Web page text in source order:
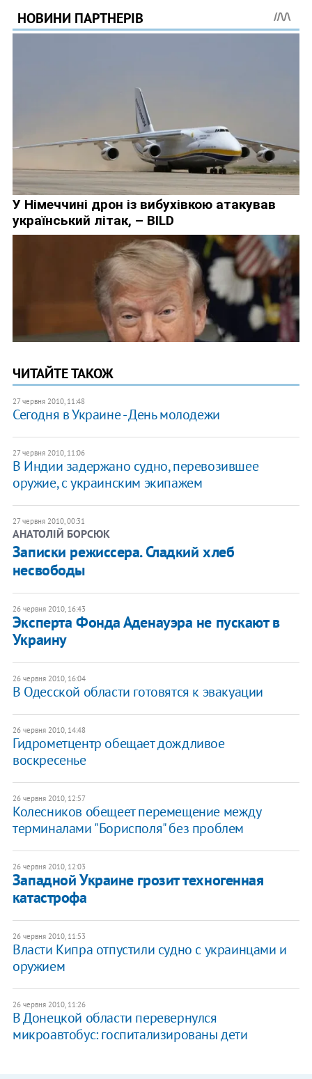
ЧИТАЙТЕ ТАКОЖ
27 червня 2010, 11:48
Сегодня в Украине - День молодежи
27 червня 2010, 11:06
В Индии задержано судно, перевозившее
оружие, с украинским экипажем
27 червня 2010, 00:31
АНАТОЛІЙ БОРСЮК
Записки режиссера. Сладкий хлеб
несвободы
26 червня 2010, 16:43
Эксперта Фонда Аденауэра не пускают в
Украину
26 червня 2010, 16:04
В Одесской области готовятся к эвакуации
26 червня 2010, 14:48
Гидрометцентр обещает дождливое
воскресенье
26 червня 2010, 12:57
Колесников обещеет перемещение между
терминалами "Борисполя" без проблем
26 червня 2010, 12:03
Западной Украине грозит техногенная
катастрофа
26 червня 2010, 11:53
Власти Кипра отпустили судно с украинцами и
оружием
26 червня 2010, 11:26
В Донецкой области перевернулся
микроавтобус: госпитализированы дети